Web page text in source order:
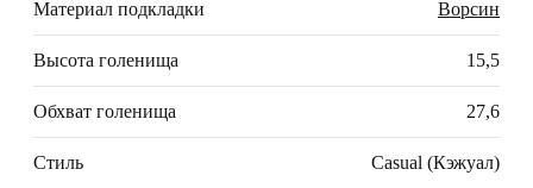
Материал подкладки Ворсин
Высота голенища 15,5
Обхват голенища 27,6
Стиль Casual (Кэжуал)